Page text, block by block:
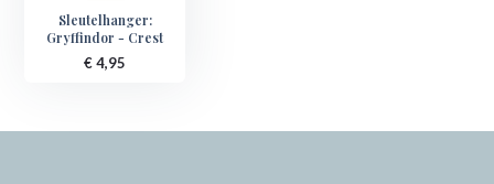
Sleutelhanger:
Gryffindor - Crest
€ 4,95